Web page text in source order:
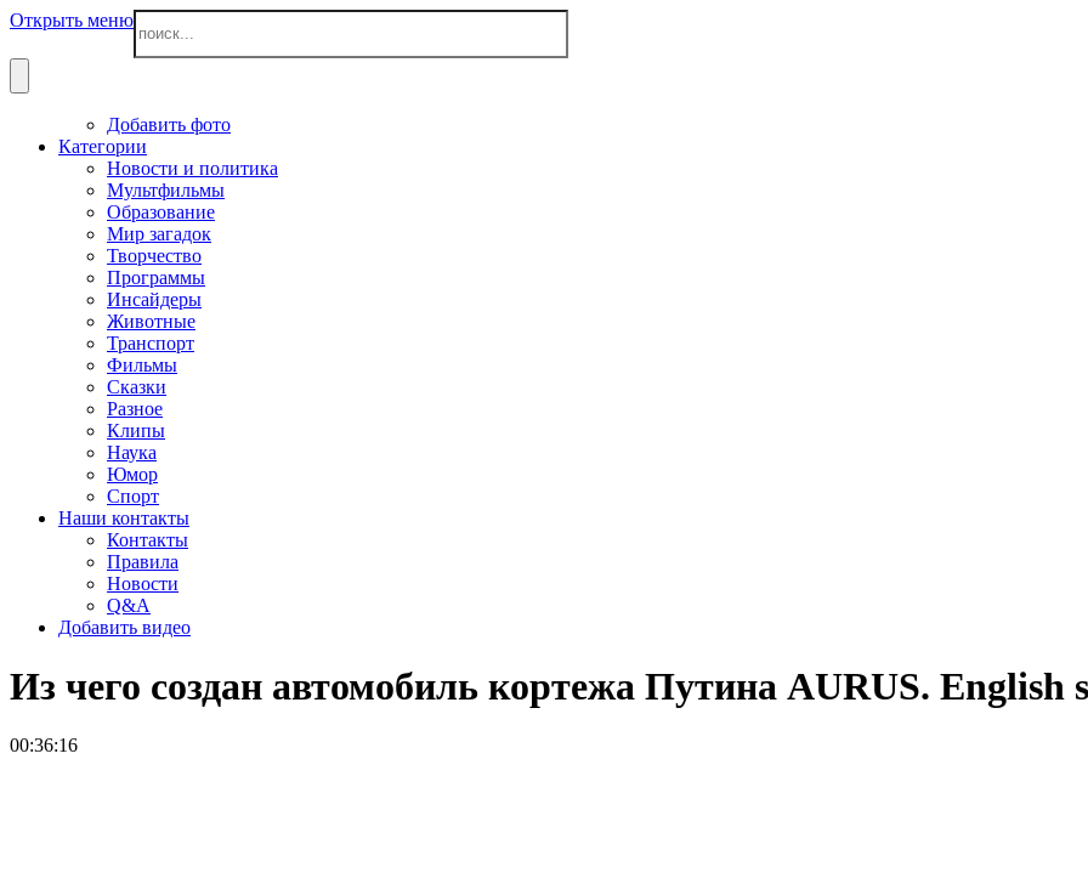
Открыть меню
Добавить фото
Категории
Новости и политика
Мультфильмы
Образование
Мир загадок
Творчество
Программы
Инсайдеры
Животные
Транспорт
Фильмы
Сказки
Разное
Клипы
Наука
Юмор
Спорт
Наши контакты
Контакты
Правила
Новости
Q&A
Добавить видео
Из чего создан автомобиль кортежа Путина AURUS. English
00:36:16